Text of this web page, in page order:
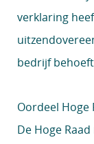
verklaring
bedrijf
Oordeel Hoge
De Hoge